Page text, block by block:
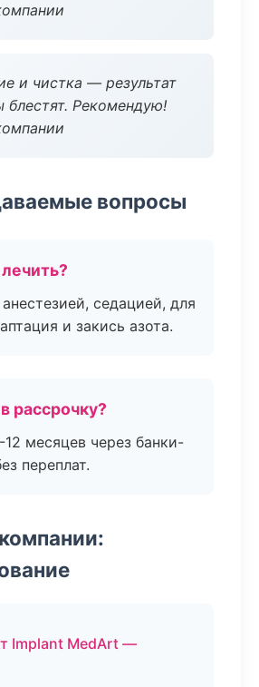
и чистка — результат
блестят. Рекомендую!
вопросы
седацией, для
и закись азота.
рассрочку?
месяцев через банки-
переплат.
Implant MedArt —